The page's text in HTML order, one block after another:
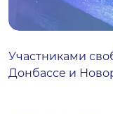
Участниками
Донбассе и